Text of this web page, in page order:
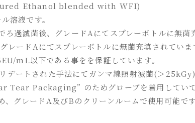
Ethanol blended with WFI)
溶液です。
過滅菌後、グレードAにてスプレーボトルに無菌
レードAにてスプレーボトルに無菌充填されていま
mL以下である事をを保証しています。
デートされた手法にてガンマ線照射滅菌(＞25kGy)
Tear Packaging” のためグローブを着用していて
グレードA及びBのクリーンルームで使用可能です